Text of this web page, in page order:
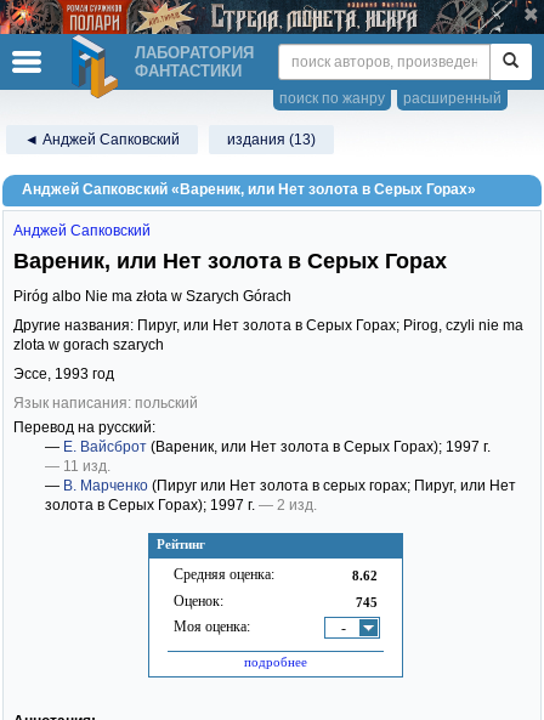
ЛАБОРАТОРИЯ
ФАНТАСТИКИ
расширенный
поиск по жанру
◄ Анджей Сапковский издания (13)
Анджей Сапковский «Вареник, или Нет золота в Серых Горах»
Рейтинг
Средняя оценка: 8.62
Оценок: 745
Моя оценка: -
подробнее
Анджей Сапковский
Вареник, или Нет золота в Серых Горах
Piróg albo Nie ma złota w Szarych Górach
Другие названия: Пируг, или Нет золота в Серых Горах; Pirog, czyli nie ma
zlota w gorach szarych
Эссе, 1993 год
Язык написания: польский
Перевод на русский:
— Е. Вайсброт (Вареник, или Нет золота в Серых Горах); 1997 г.
— 11 изд.
— В. Марченко (Пируг или Нет золота в серых горах; Пируг, или Нет
золота в Серых Горах); 1997 г. — 2 изд.